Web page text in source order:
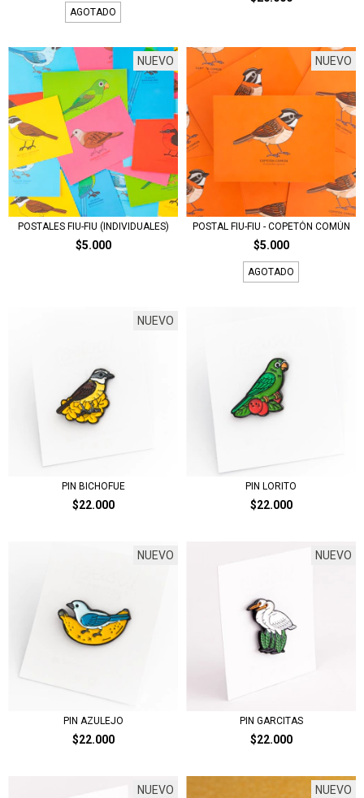
AGOTADO
NUEVO
POSTALES FIU-FIU (INDIVIDUALES)
$5.000
NUEVO
POSTAL FIU-FIU - COPETÓN COMÚN
$5.000
AGOTADO
NUEVO
PIN BICHOFUE
$22.000
PIN LORITO
$22.000
NUEVO
PIN AZULEJO
$22.000
NUEVO
PIN GARCITAS
$22.000
NUEVO NUEVO